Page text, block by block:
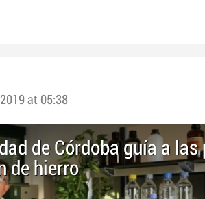
at 05:38
de Córdoba guía a
de hierro